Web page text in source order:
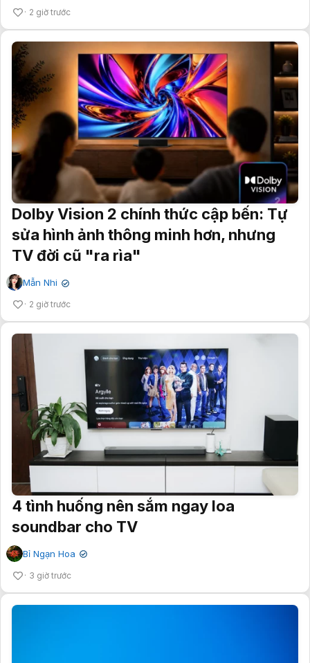
2 giờ trước
Dolby Vision 2 chính thức cập bến: Tự
sửa hình ảnh thông minh hơn, nhưng
TV đời cũ "ra rìa"
Mẫn Nhi ✔
2 giờ trước
4 tình huống nên sắm ngay loa
soundbar cho TV
Bỉ Ngạn Hoa ✔
3 giờ trước